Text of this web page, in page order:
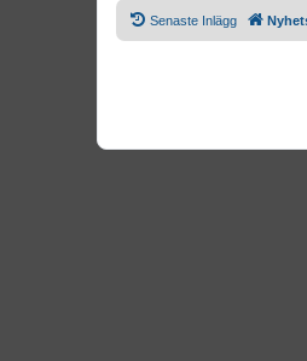
Senaste Inlägg